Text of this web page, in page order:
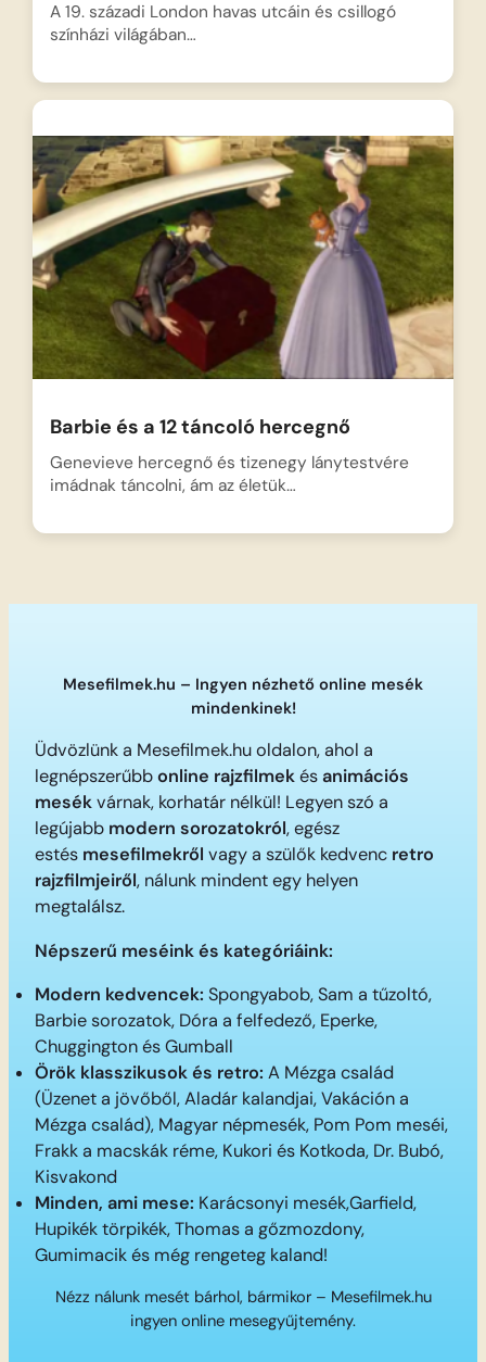
A 19. századi London havas utcáin és csillogó
színházi világában…
Barbie és a 12 táncoló hercegnő
Genevieve hercegnő és tizenegy lánytestvére
imádnak táncolni, ám az életük…
Mesefilmek.hu – Ingyen nézhető online mesék
mindenkinek!
Üdvözlünk a Mesefilmek.hu oldalon, ahol a
legnépszerűbbonline rajzfilmekésanimációs
mesékvárnak, korhatár nélkül! Legyen szó a
legújabb modern sorozatokról, egész
estés mesefilmekről vagy a szülők kedvenc retro
rajzfilmjeiről, nálunk mindent egy helyen
megtalálsz.
Népszerű meséink és kategóriáink:
Modern kedvencek: Spongyabob, Sam a tűzoltó,
Barbie sorozatok, Dóra a felfedező, Eperke,
Chuggington és Gumball
Örök klasszikusok és retro: A Mézga család
(Üzenet a jövőből, Aladár kalandjai, Vakáción a
Mézga család), Magyar népmesék, Pom Pom meséi,
Frakk a macskák réme, Kukori és Kotkoda, Dr. Bubó,
Kisvakond
Minden, ami mese: Karácsonyi mesék,Garfield,
Hupikék törpikék, Thomas a gőzmozdony,
Gumimacik és még rengeteg kaland!
Nézz nálunk mesét bárhol, bármikor – Mesefilmek.hu
ingyen online mesegyűjtemény.